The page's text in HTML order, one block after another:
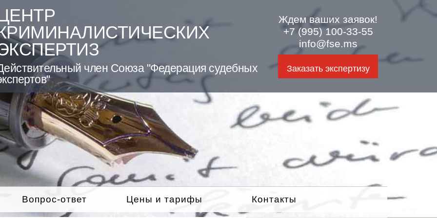
член Союза "Федерация судебных
Ждем ваших заявок!
+7 (995) 100-33-55
info@fse.ms
Заказать экспертизу
Вопрос-ответ Цены и тарифы Контакты